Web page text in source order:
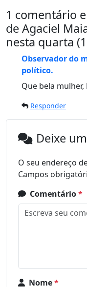
1 comentário
de Agaciel
nesta quarta
Observador do
político.
Que bela mulher,
Responder
Deixe
O seu endereço
Campos
Comentário*
Nome*